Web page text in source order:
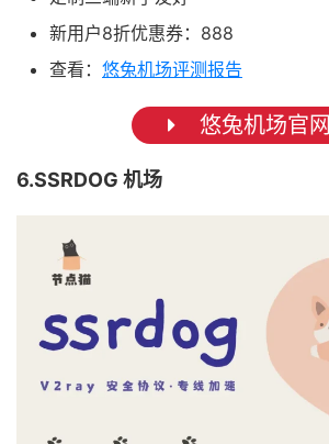
新用户8折优惠券：888
查看： 悠兔机场评测报告
悠兔机场官网
6.SSRDOG 机场